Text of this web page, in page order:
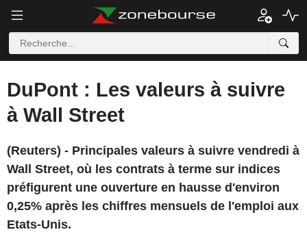
DuPont : Les valeurs à suivre
à Wall Street
(Reuters) - Principales valeurs à suivre vendredi à
Wall Street, où les contrats à terme sur indices
préfigurent une ouverture en hausse d'environ
0,25% après les chiffres mensuels de l'emploi aux
Etats-Unis.